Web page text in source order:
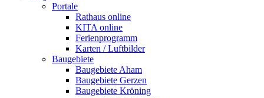
Portale
Rathaus online
KITA online
Ferienprogramm
Karten / Luftbilder
Baugebiete
Baugebiete Aham
Baugebiete Gerzen
Baugebiete Kröning